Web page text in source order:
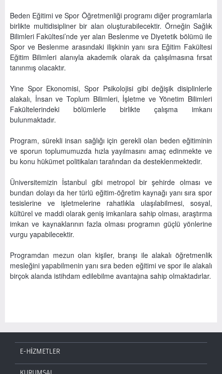
Beden Eğitimi ve Spor Öğretmenliği programı diğer programlarla
birlikte multidisipliner bir alan oluşturabilecektir. Örneğin Sağlık
Bilimleri Fakültesi’nde yer alan Beslenme ve Diyetetik bölümü ile
Spor ve Beslenme arasındaki ilişkinin yanı sıra Eğitim Fakültesi
Eğitim Bilimleri alanıyla akademik olarak da çalışılmasına fırsat
tanınmış olacaktır.
Yine Spor Ekonomisi, Spor Psikolojisi gibi değişik disiplinlerle
alakalı, İnsan ve Toplum Bilimleri, İşletme ve Yönetim Bilimleri
Fakültelerindeki bölümlerle birlikte çalışma imkanı
bulunmaktadır.
Program, sürekli insan sağlığı için gerekli olan beden eğitiminin
ve sporun toplumumuzda hızla yayılmasını amaç edinmekte ve
bu konu hükümet politikaları tarafından da desteklenmektedir.
Üniversitemizin İstanbul gibi metropol bir şehirde olması ve
bundan dolayı da her türlü eğitim-öğretim kaynağı yanı sıra spor
tesislerine ve işletmelerine rahatlıkla ulaşılabilmesi, sosyal,
kültürel ve maddi olarak geniş imkanlara sahip olması, araştırma
imkan ve kaynaklarının fazla olması programın güçlü yönlerine
vurgu yapabilecektir.
Programdan mezun olan kişiler, branşı ile alakalı öğretmenlik
mesleğini yapabilmenin yanı sıra beden eğitimi ve spor ile alakalı
birçok alanda istihdam edilebilme avantajına sahip olmaktadırlar.
E-HİZMETLER